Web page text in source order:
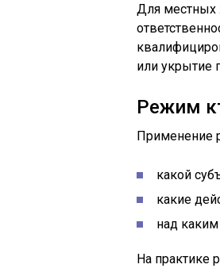
Для местных
или укрытие
Режим
Применение
какой
какие
над
На практике